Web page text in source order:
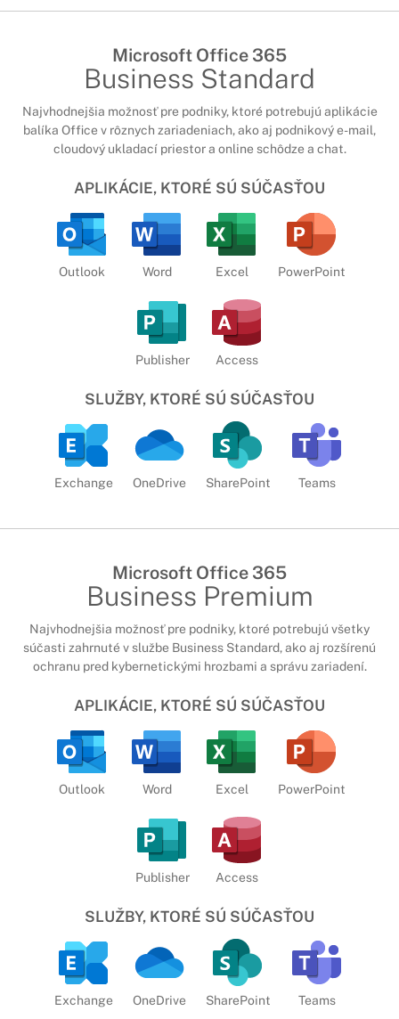
Microsoft Office 365
Business Standard
Najvhodnejšia možnosť pre podniky, ktoré potrebujú aplikácie
balíka Office v rôznych zariadeniach, ako aj podnikový e-mail,
cloudový ukladací priestor a online schôdze a chat.
APLIKÁCIE, KTORÉ SÚ SÚČASŤOU
Outlook Word Excel PowerPoint
Publisher Access
SLUŽBY, KTORÉ SÚ SÚČASŤOU
Exchange OneDrive SharePoint Teams
Microsoft Office 365
Business Premium
Najvhodnejšia možnosť pre podniky, ktoré potrebujú všetky
súčasti zahrnuté v službe Business Standard, ako aj rozšírenú
ochranu pred kybernetickými hrozbami a správu zariadení.
APLIKÁCIE, KTORÉ SÚ SÚČASŤOU
Outlook Word Excel PowerPoint
Publisher Access
SLUŽBY, KTORÉ SÚ SÚČASŤOU
Exchange OneDrive SharePoint Teams